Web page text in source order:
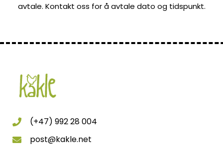
avtale. Kontakt oss for å avtale dato og tidspunkt.
(+47) 992 28 004
post@kakle.net